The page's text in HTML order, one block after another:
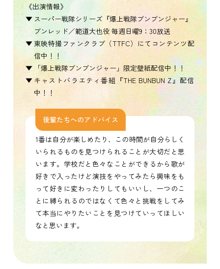
《出演情報》
スーパー戦隊シリーズ『爆上戦隊ブンブンジャー』
ブンレッド／範道大也役 毎週日曜9：30放送
東映特撮ファンクラブ（TTFC）にてコンテンツ配
信中！！
「爆上戦隊ブンブンジャー」限定壁紙配信中！！
キャストバラエティ番組『THE BUNBUN Z』配信
中！！
後輩たちへのアドバイス
1番は自分が楽しめたり、この時間が自分らしく
いられるものを見つけられることが大切だと思
います。学校だと色々なことができるから歌が
好きで入ったけど演技をやってみたら興味をも
って好きに変わったりしてもいいし、一つのこ
とに縛られるのではなくて色々と挑戦をしてみ
て本当にやりたいことを見つけていってほしい
なと思います。